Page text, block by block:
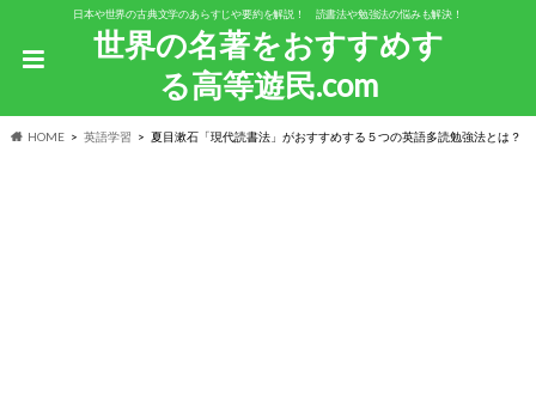
日本や世界の古典文学のあらすじや要約を解説！ 読書法や勉強法の悩みも解決！
世界の名著をおすすめす
る高等遊民.com
HOME 英語学習 夏目漱石「現代読書法」がおすすめする５つの英語多読勉強法とは？